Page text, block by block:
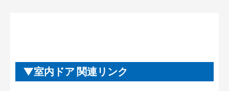
室内ドア 関連リンク